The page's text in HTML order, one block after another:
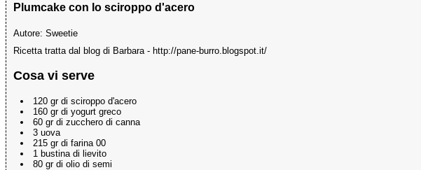
Plumcake con lo sciroppo d'acero
Autore: Sweetie
Ricetta tratta dal blog di Barbara - http://pane-burro.blogspot.it/
Cosa vi serve
120 gr di sciroppo d'acero
160 gr di yogurt greco
60 gr di zucchero di canna
3 uova
215 gr di farina 00
1 bustina di lievito
80 gr di olio di semi